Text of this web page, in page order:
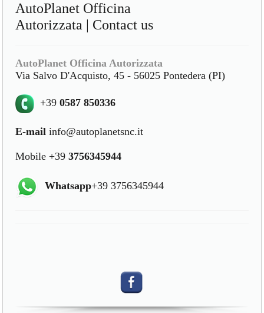
AutoPlanet Officina
Autorizzata | Contact us
AutoPlanet Officina Autorizzata
Via Salvo D'Acquisto, 45 - 56025 Pontedera (PI)
+390587 850336
E-mail info@autoplanetsnc.it
Mobile +393756345944
Whatsapp+39 3756345944